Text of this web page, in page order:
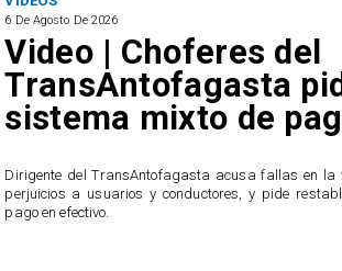
de tarjetas,
temporalmente el
SERNAC
reclamos por
irregulares